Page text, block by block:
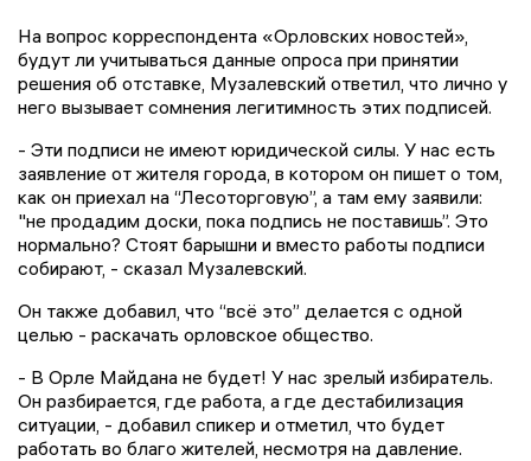
На вопрос корреспондента «Орловских новостей»,
будут ли учитываться данные опроса при принятии
решения об отставке, Музалевский ответил, что лично у
него вызывает сомнения легитимность этих подписей.
- Эти подписи не имеют юридической силы. У нас есть
заявление от жителя города, в котором он пишет о том,
как он приехал на “Лесоторговую”, а там ему заявили:
"не продадим доски, пока подпись не поставишь”. Это
нормально? Стоят барышни и вместо работы подписи
собирают, - сказал Музалевский.
Он также добавил, что “всё это” делается с одной
целью - раскачать орловское общество.
- В Орле Майдана не будет! У нас зрелый избиратель.
Он разбирается, где работа, а где дестабилизация
ситуации, - добавил спикер и отметил, что будет
работать во благо жителей, несмотря на давление.